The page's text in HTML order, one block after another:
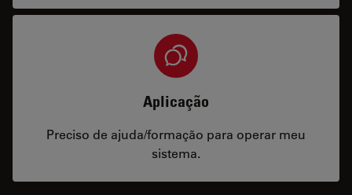
Aplicação
Preciso de ajuda/formação para operar meu
sistema.